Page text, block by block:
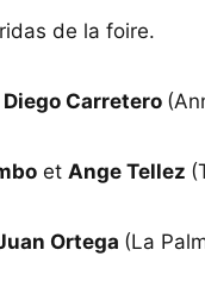
de la foire.
Diego Carretero
et Ange Tellez
Ortega (La